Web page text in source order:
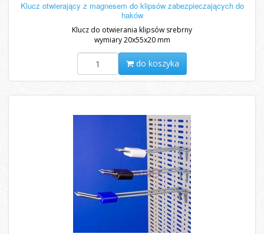
Klucz otwierający z magnesem do klipsów zabezpieczających do
haków
Klucz do otwierania klipsów srebrny
wymiary 20x55x20 mm
do koszyka